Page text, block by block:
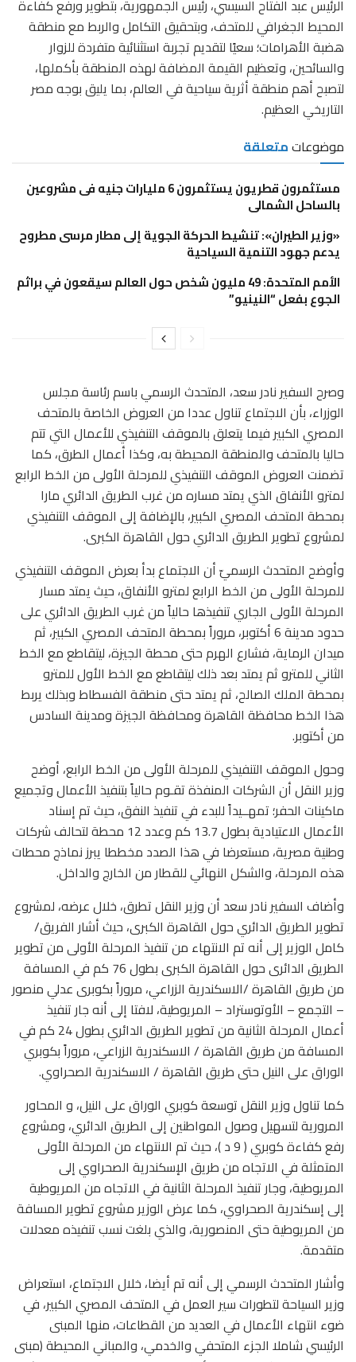
الرئيس عبد الفتاح السيسي، رئيس الجمهورية، بتطوير ورفع كفاءة
المحيط الجغرافي للمتحف، وبتحقيق التكامل والربط مع منطقة
هضبة الأهرامات؛ سعيًا لتقديم تجربة استثنائية متفردة للزوار
والسائحين، وتعظيم القيمة المضافة لهذه المنطقة بأكملها،
لتصبح أهم منطقة أثرية سياحية في العالم، بما يليق بوجه مصر
التاريخي العظيم.
موضوعاتمتعلقة
مستثمرون قطريون يستثمرون 6 مليارات جنيه فى مشروعين
بالساحل الشمالى
«وزير الطيران»: تنشيط الحركة الجوية إلى مطار مرسى مطروح
يدعم جهود التنمية السياحية
الأمم المتحدة: 49 مليون شخص حول العالم سيقعون في براثم
الجوع بفعل “النينيو”
وصرح السفير نادر سعد، المتحدث الرسمي باسم رئاسة مجلس
الوزراء، بأن الاجتماع تناول عددا من العروض الخاصة بالمتحف
المصري الكبير فيما يتعلق بالموقف التنفيذي للأعمال التي تتم
حاليا بالمتحف والمنطقة المحيطة به، وكذا أعمال الطرق، كما
تضمنت العروض الموقف التنفيذي للمرحلة الأولى من الخط الرابع
لمترو الأنفاق الذي يمتد مساره من غرب الطريق الدائري مارا
بمحطة المتحف المصري الكبير، بالإضافة إلى الموقف التنفيذي
لمشروع تطوير الطريق الدائري حول القاهرة الكبرى.
وأوضح المتحدث الرسميّ أن الاجتماع بدأ بعرض الموقف التنفيذي
للمرحلة الأولى من الخط الرابع لمترو الأنفاق، حيث يمتد مسار
المرحلة الأولى الجاري تنفيذها حالياً من غرب الطريق الدائري على
حدود مدينة 6 أكتوبر، مروراً بمحطة المتحف المصري الكبير، ثم
ميدان الرماية، فشارع الهرم حتى محطة الجيزة، ليتقاطع مع الخط
الثاني للمترو ثم يمتد بعد ذلك ليتقاطع مع الخط الأول للمترو
بمحطة الملك الصالح، ثم يمتد حتى منطقة الفسطاط وبذلك يربط
هذا الخط محافظة القاهرة ومحافظة الجيزة ومدينة السادس
من أكتوبر.
وحول الموقف التنفيذي للمرحلة الأولى من الخط الرابع، أوضح
وزير النقل أن الشركات المنفذة تقـوم حالياً بتنفيذ الأعمال وتجميع
ماكينات الحفر؛ تمهــيداً للبدء في تنفيذ النفق، حيث تم إسناد
الأعمال الاعتيادية بطول 13.7 كم وعدد 12 محطة لتحالف شركات
وطنية مصرية، مستعرضا في هذا الصدد مخططا يبرز نماذج محطات
هذه المرحلة، والشكل النهائي للقطار من الخارج والداخل.
وأضاف السفير نادر سعد أن وزير النقل تطرق، خلال عرضه، لمشروع
تطوير الطريق الدائري حول القاهرة الكبرى، حيث أشار الفريق/
كامل الوزير إلى أنه تم الانتهاء من تنفيذ المرحلة الأولى من تطوير
الطريق الدائرى حول القاهرة الكبرى بطول 76 كم في المسافة
من طريق القاهرة /الاسكندرية الزراعي، مروراً بكوبرى عدلي منصور
– التجمع – الأوتوستراد – المريوطية، لافتا إلى أنه جار تنفيذ
أعمال المرحلة الثانية من تطوير الطريق الدائري بطول 24 كم في
المسافة من طريق القاهرة / الاسكندرية الزراعي، مروراً بكوبري
الوراق على النيل حتى طريق القاهرة / الاسكندرية الصحراوي.
كما تناول وزير النقل توسعة كوبري الوراق على النيل، و المحاور
المرورية لتسهيل وصول المواطنين إلى الطريق الدائري، ومشروع
رفع كفاءة كوبري ( 9 د )، حيث تم الانتهاء من المرحلة الأولى
المتمثلة في الاتجاه من طريق الإسكندرية الصحراوي إلى
المريوطية، وجار تنفيذ المرحلة الثانية في الاتجاه من المريوطية
إلى إسكندرية الصحراوي، كما عرض الوزير مشروع تطوير المسافة
من المريوطية حتى المنصورية، والذي بلغت نسب تنفيذه معدلات
متقدمة.
وأشار المتحدث الرسمي إلى أنه تم أيضا، خلال الاجتماع، استعراض
وزير السياحة لتطورات سير العمل في المتحف المصري الكبير، في
ضوء انتهاء الأعمال في العديد من القطاعات، منها المبنى
الرئيسي شاملا الجزء المتحفي والخدمي، والمباني المحيطة (مبنى